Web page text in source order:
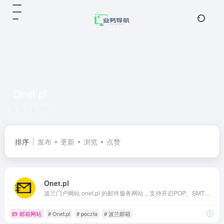
排序 发布 更新 浏览 点赞
Onet.pl
邮箱网站 # Onet.pl # poczta # 波兰邮箱